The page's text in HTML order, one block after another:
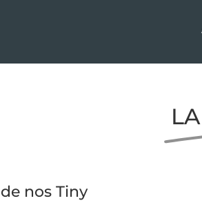
nos Tiny